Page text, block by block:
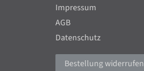
Impressum
AGB
Datenschutz
Bestellung widerrufen